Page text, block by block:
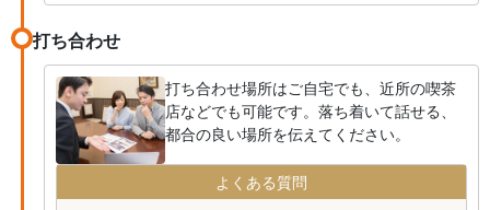
ければなりません。
マニュアルどおりの説明以外は、こちらがどんな事
を考え、悩んでいるかなどの推し量る事もしませんの
で、こちらから質問しなければアドバイスもありませ
んので、気付いたら高額な金額になる事も・・・
こんな対応され葬儀代は約２２０万です。故人を弔
打ち合わせ
打ち合わせ場所はご自宅でも、近所の喫茶
店などでも可能です。落ち着いて話せる、
都合の良い場所を伝えてください。
よくある質問